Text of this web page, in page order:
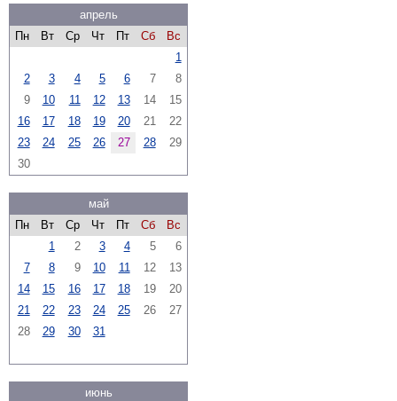
апрель
Пн
Вт Ср Чт Пт Сб
Вс
1
2
3 4 5 6 7
8
9
10 11 12 13 14
15
16
17 18 19 20 21
22
23
24 25 26 27 28
29
30
май
Пн
Вт Ср Чт Пт Сб
Вс
1
2 3 4 5
6
7
8 9 10 11 12
13
14
15 16 17 18 19
20
21
22 23 24 25 26
27
28
29 30 31
июнь